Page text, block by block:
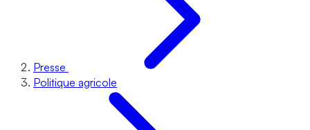
Presse
Politique agricole